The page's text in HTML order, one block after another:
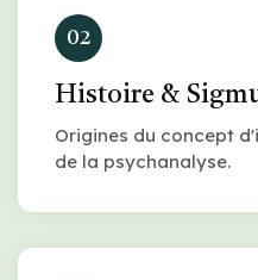
02
Histoire &
Origines du concept
de la psychanalyse.